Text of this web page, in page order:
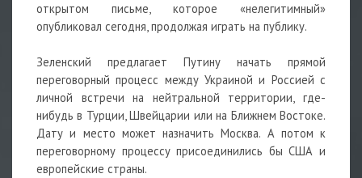
открытом письме, которое «нелегитимный»
опубликовал сегодня, продолжая играть на публику.
Зеленский предлагает Путину начать прямой
переговорный процесс между Украиной и Россией с
личной встречи на нейтральной территории, где-
нибудь в Турции, Швейцарии или на Ближнем Востоке.
Дату и место может назначить Москва. А потом к
переговорному процессу присоединились бы США и
европейские страны.